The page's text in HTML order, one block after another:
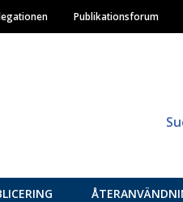
Publikationsforum